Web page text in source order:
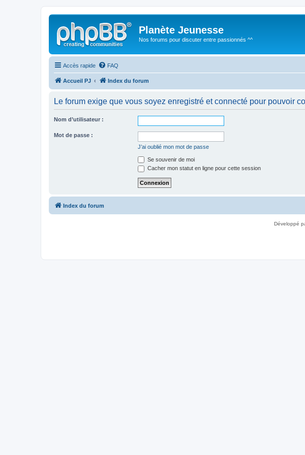
Planète Jeunesse
Nos forums pour discuter entre passionnés ^^
Accès rapide FAQ
Accueil PJ Index du forum
Le forum exige que vous soyez enregistré et connecté pour pouvoir
Nom d’utilisateur :
Mot de passe :
J’ai oublié mon mot de passe
Se souvenir de moi
Cacher mon statut en ligne pour cette session
Index du forum
Développé